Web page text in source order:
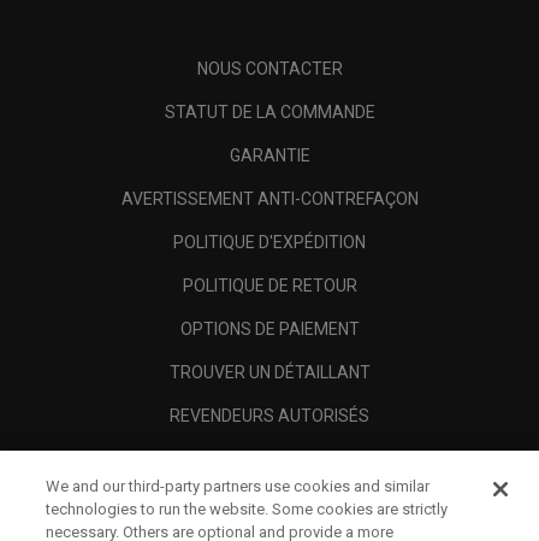
NOUS CONTACTER
STATUT DE LA COMMANDE
GARANTIE
AVERTISSEMENT ANTI-CONTREFAÇON
POLITIQUE D'EXPÉDITION
POLITIQUE DE RETOUR
OPTIONS DE PAIEMENT
TROUVER UN DÉTAILLANT
REVENDEURS AUTORISÉS
A PROPOS
We and our third-party partners use cookies and similar
technologies to run the website. Some cookies are strictly
necessary. Others are optional and provide a more